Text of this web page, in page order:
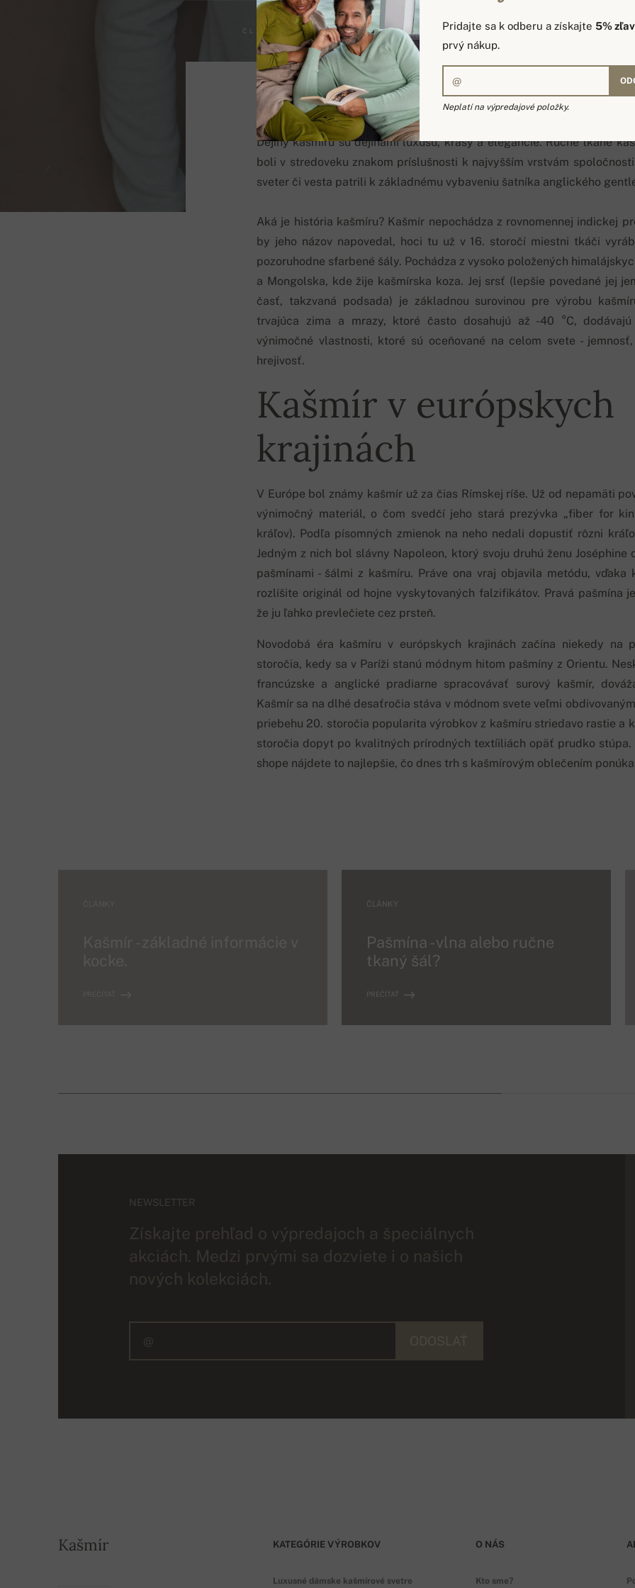
ČLÁNKY
Dejiny kašmíru sú dejinami luxusu, krásy a elegancie. Ručne tkané
boli v stredoveku znakom príslušnosti k najvyšším vrstvám
sveter či vesta patrili k základnému vybaveniu šatníka anglického
Aká je história kašmíru? Kašmír nepochádza z rovnomennej indickej
by jeho názov napovedal, hoci tu už v 16. storočí miestni tkáči
pozoruhodne sfarbené šály. Pochádza z vysoko položených
a Mongolska, kde žije kašmírska koza. Jej srsť (lepšie povedané jej
časť, takzvaná podsada) je základnou surovinou pre výrobu
trvajúca zima a mrazy, ktoré často dosahujú až -40 °C,
výnimočné vlastnosti, ktoré sú oceňované na celom svete -
hrejivosť.
Kašmír v európskych
krajinách
V Európe bol známy kašmír už za čias Rímskej ríše. Už od nepamäti
výnimočný materiál, o čom svedčí jeho stará prezývka „fiber for
kráľov). Podľa písomných zmienok na neho nedali dopustiť rôzni
Jedným z nich bol slávny Napoleon, ktorý svoju druhú ženu Joséphine
pašmínami - šálmi z kašmíru. Práve ona vraj objavila metódu, vďaka
rozlíšite originál od hojne vyskytovaných falzifikátov. Pravá pašmína
že ju ľahko prevlečiete cez prsteň.
Novodobá éra kašmíru v európskych krajinách začína niekedy na
storočia, kedy sa v Paríži stanú módnym hitom pašmíny z Orientu.
francúzske a anglické pradiarne spracovávať surový kašmír,
Kašmír sa na dlhé desaťročia stáva v módnom svete veľmi
priebehu 20. storočia popularita výrobkov z kašmíru striedavo rastie a
storočia dopyt po kvalitných prírodných textíiliách opäť prudko stúpa.
shope nájdete to najlepšie, čo dnes trh s kašmírovým oblečením
ČLÁNKY
Pašmína - vlna alebo ručne
tkaný šál?
PREČÍTAŤ
NEWSLETTER
Získajte prehľad o výpredajoch a špeciálnych
akciách. Medzi prvými sa dozviete i o našich
nových kolekciách.
Kašmír KATEGÓRIE VÝROBKOV
Luxusné dámske kašmírové svetre
O NÁS
Kto sme?
Pridajte sa k odberu a získajte 5%
prvý nákup.
Neplatí na výpredajové položky.